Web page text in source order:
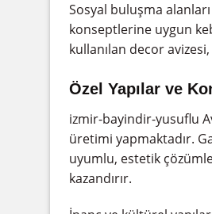
Sosyal buluşma
konseptlerine uygun
kullanılan decor
Özel Yapılar ve
izmir-bayindir-yusuflu
üretimi yapmaktadır.
uyumlu, estetik
kazandırır.